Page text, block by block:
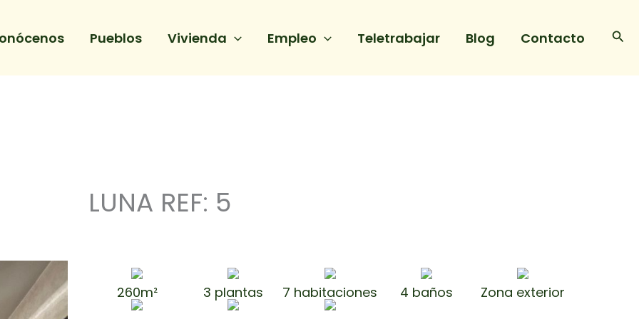
Pueblos Vivienda Empleo Teletrabajar Blog Contacto
LUNA REF: 5
260m² 3 plantas 7 habitaciones 4 baños
Zona exterior